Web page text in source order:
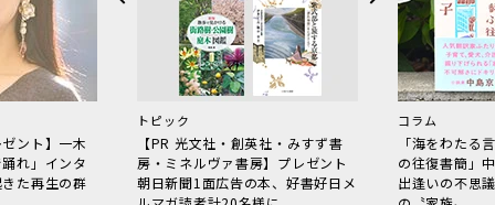
ント】一木
れ」インタ
た再生の群
トピック
【PR 光文社・創英社・みすず書
房・ミネルヴァ書房】プレゼント
朝日新聞1面広告の本、好書好日メ
コラム
「海をわた
の往復書簡」
出逢いの不思